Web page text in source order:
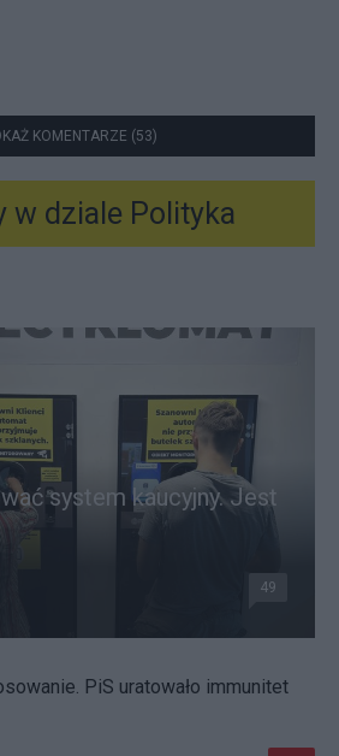
KOMENTARZE (53)
w dziale Polityka
system kaucyjny. Jest
49
PiS uratowało immunitet